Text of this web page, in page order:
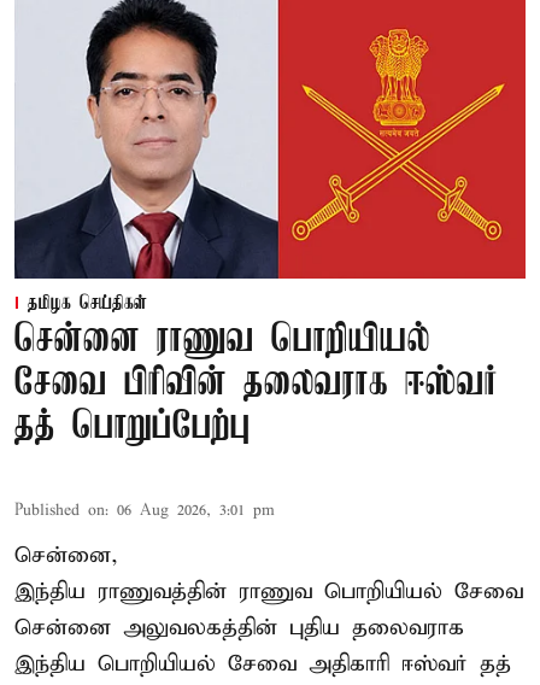
தமிழக செய்திகள்
சென்னை ராணுவ பொறியியல்
சேவை பிரிவின் தலைவராக ஈஸ்வர்
தத் பொறுப்பேற்பு
Published on: 06 Aug 2026, 3:01 pm
சென்னை,
இந்திய ராணுவத்தின் ராணுவ பொறியியல் சேவை
சென்னை அலுவலகத்தின் புதிய தலைவராக
இந்திய பொறியியல் சேவை அதிகாரி ஈஸ்வர் தத்